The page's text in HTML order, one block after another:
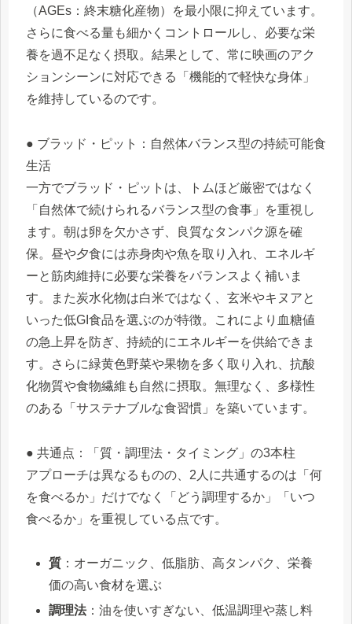
（AGEs：終末糖化産物）を最小限に抑えています。
さらに食べる量も細かくコントロールし、必要な栄
養を過不足なく摂取。結果として、常に映画のアク
ションシーンに対応できる「機能的で軽快な身体」
を維持しているのです。
● ブラッド・ピット：自然体バランス型の持続可能食
生活
一方でブラッド・ピットは、トムほど厳密ではなく
「自然体で続けられるバランス型の食事」を重視し
ます。朝は卵を欠かさず、良質なタンパク源を確
保。昼や夕食には赤身肉や魚を取り入れ、エネルギ
ーと筋肉維持に必要な栄養をバランスよく補いま
す。また炭水化物は白米ではなく、玄米やキヌアと
いった低GI食品を選ぶのが特徴。これにより血糖値
の急上昇を防ぎ、持続的にエネルギーを供給できま
す。さらに緑黄色野菜や果物を多く取り入れ、抗酸
化物質や食物繊維も自然に摂取。無理なく、多様性
のある「サステナブルな食習慣」を築いています。
● 共通点：「質・調理法・タイミング」の3本柱
アプローチは異なるものの、2人に共通するのは「何
を食べるか」だけでなく「どう調理するか」「いつ
食べるか」を重視している点です。
質 ：オーガニック、低脂肪、高タンパク、栄養
価の高い食材を選ぶ
調理法：油を使いすぎない、低温調理や蒸し料